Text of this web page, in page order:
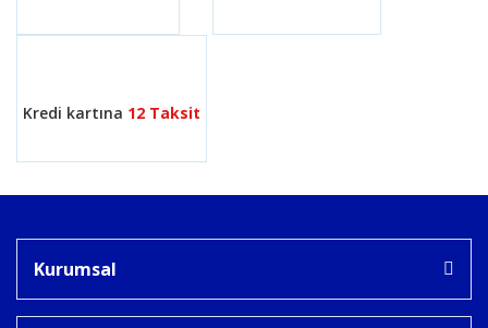
Kredi kartına 12 Taksit
Kurumsal